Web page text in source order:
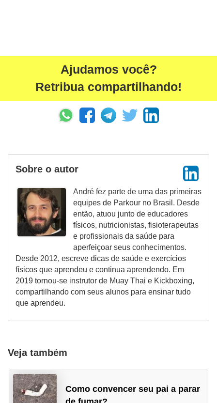
Ajudamos você?
Retribua compartilhando!
Sobre o autor
André fez parte de uma das primeiras
equipes de Parkour no Brasil. Desde
então, atuou junto de educadores
físicos, nutricionistas, fisioterapeutas
e profissionais da saúde para
aperfeiçoar seus conhecimentos.
Desde 2012, escreve dicas de saúde e exercícios
físicos que aprendeu e continua aprendendo. Em
2019 tornou-se instrutor de Muay Thai e Kickboxing,
compartilhando com seus alunos para ensinar tudo
que aprendeu.
Veja também
Como convencer seu pai a parar